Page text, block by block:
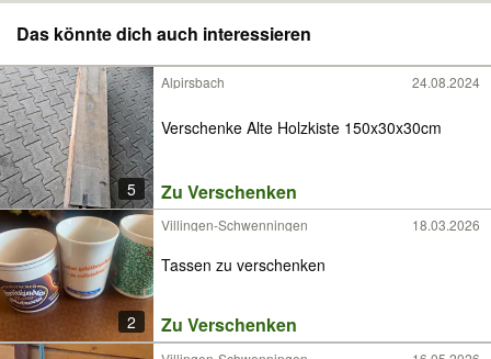
Das könnte dich auch interessieren
5
Alpirsbach 24.08.2024
Verschenke Alte Holzkiste 150x30x30cm
Zu Verschenken
2
Villingen-Schwenningen 18.03.2026
Tassen zu verschenken
Zu Verschenken